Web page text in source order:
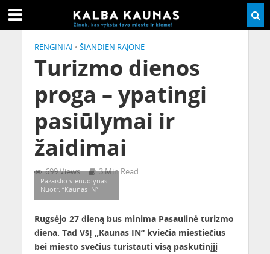
RENGINIAI • ŠIANDIEN RAJONE
Turizmo dienos
proga – ypatingi
pasiūlymai ir
žaidimai
699 Views 3 Min Read
Pažaislio vienuolynas.
Nuotr. “Kaunas IN”
Rugsėjo 27 dieną bus minima Pasaulinė turizmo
diena. Tad VšĮ „Kaunas IN“ kviečia miestiečius
bei miesto svečius turistauti visą paskutinįjį